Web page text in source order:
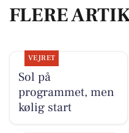
FLERE
VEJRET
Sol på
programmet, men
kølig start